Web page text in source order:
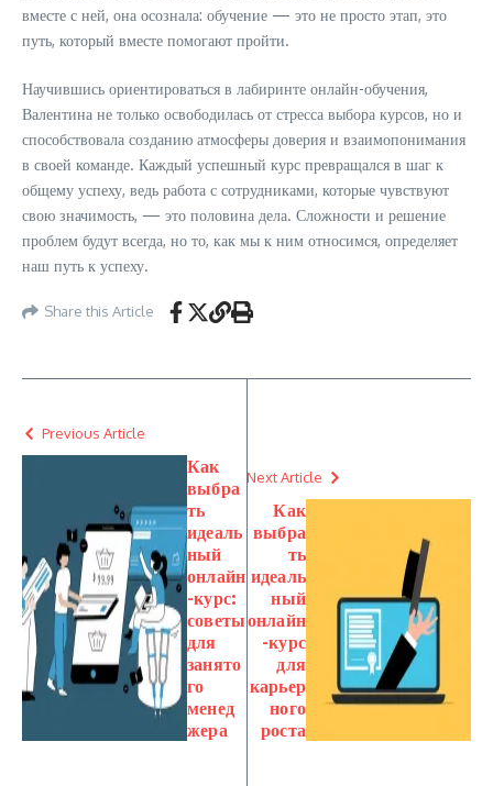
вместе с ней, она осознала: обучение — это не просто этап, это
путь, который вместе помогают пройти.
Научившись ориентироваться в лабиринте онлайн-обучения,
Валентина не только освободилась от стресса выбора курсов, но и
способствовала созданию атмосферы доверия и взаимопонимания
в своей команде. Каждый успешный курс превращался в шаг к
общему успеху, ведь работа с сотрудниками, которые чувствуют
свою значимость, — это половина дела. Сложности и решение
проблем будут всегда, но то, как мы к ним относимся, определяет
наш путь к успеху.
Share this Article
Previous Article
Как
выбра
ть
идеаль
ный
онлайн
-курс:
советы
для
занято
го
менед
жера
Next Article
Как
выбра
ть
идеаль
ный
онлайн
-курс
для
карьер
ного
роста